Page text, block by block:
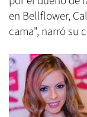
en Bellflower,
cama", narró su